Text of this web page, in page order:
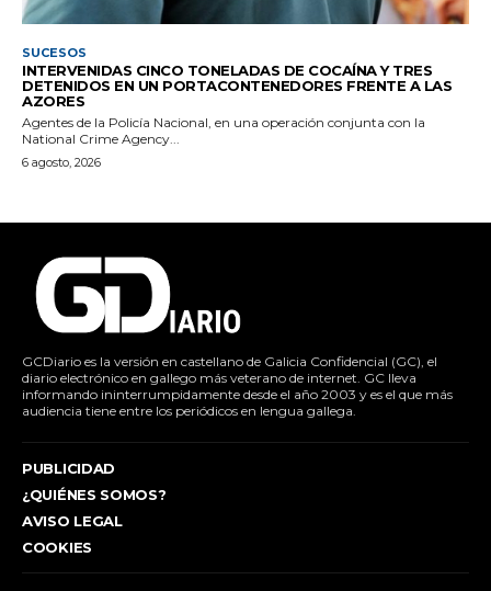
SUCESOS
INTERVENIDAS CINCO TONELADAS DE COCAÍNA Y TRES
DETENIDOS EN UN PORTACONTENEDORES FRENTE A LAS
AZORES
Agentes de la Policía Nacional, en una operación conjunta con la
National Crime Agency...
6 agosto, 2026
GCDiario es la versión en castellano de Galicia Confidencial (GC), el
diario electrónico en gallego más veterano de internet. GC lleva
informando ininterrumpidamente desde el año 2003 y es el que más
audiencia tiene entre los periódicos en lengua gallega.
PUBLICIDAD
¿QUIÉNES SOMOS?
AVISO LEGAL
COOKIES